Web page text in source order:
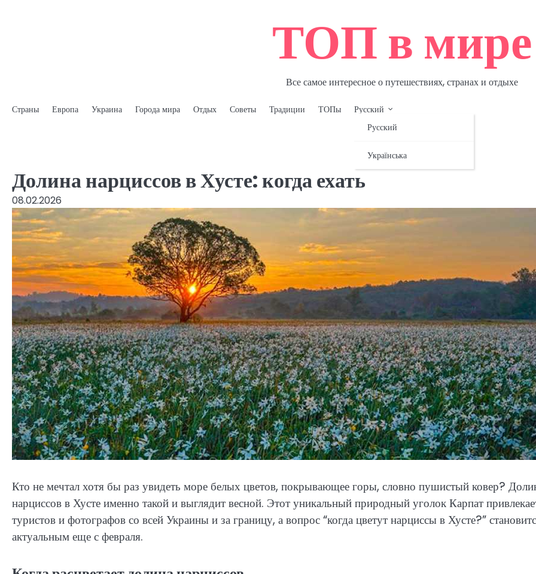
ТОП в мире
Все самое интересное о путешествиях, странах и отдыхе
Страны Европа Украина Города мира Отдых Советы Традиции ТОПы
Русский
Русский
Українська
Долина нарциссов в Хусте: когда ехать
08.02.2026
Кто не мечтал хотя бы раз увидеть море белых цветов, покрывающее горы, словно пушистый ковер?
нарциссов в Хусте именно такой и выглядит весной. Этот уникальный природный уголок Карпат
туристов и фотографов со всей Украины и за границу, а вопрос “когда цветут нарциссы в Хусте?”
актуальным еще с февраля.